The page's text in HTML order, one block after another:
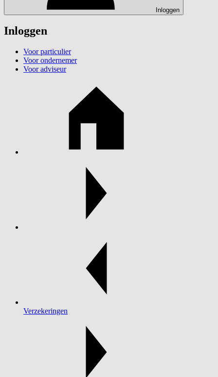
Inloggen
Inloggen
Voor particulier
Voor ondernemer
Voor adviseur
Verzekeringen